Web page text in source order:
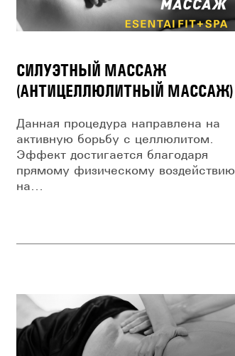
СИЛУЭТНЫЙ МАССАЖ
(АНТИЦЕЛЛЮЛИТНЫЙ МАССАЖ)
Данная процедура направлена на
активную борьбу с целлюлитом.
Эффект достигается благодаря
прямому физическому воздействию
на...